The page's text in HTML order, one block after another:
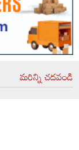
మరిన్ని చదవండి